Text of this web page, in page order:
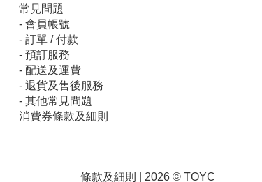
常見問題
- 會員帳號
- 訂單 / 付款
- 預訂服務
- 配送及運費
- 退貨及售後服務
- 其他常見問題
消費券條款及細則
條款及細則 | 2026 © TOYC